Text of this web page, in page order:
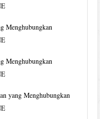
Menghubungkan
Menghubungkan
yang Menghubungkan